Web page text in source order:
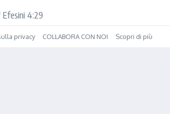
Efesini 4:29
privacy COLLABORA CON NOI Scopri di più